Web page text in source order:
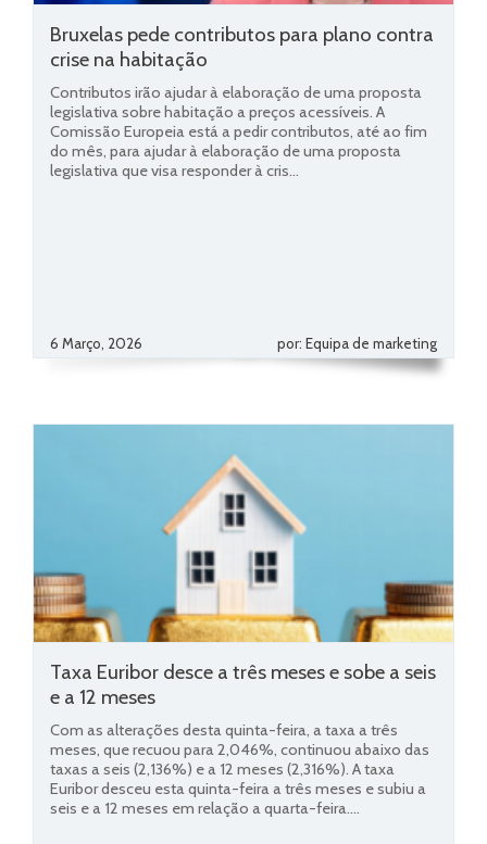
Bruxelas pede contributos para plano contra
crise na habitação
Contributos irão ajudar à elaboração de uma proposta
legislativa sobre habitação a preços acessíveis. A
Comissão Europeia está a pedir contributos, até ao fim
do mês, para ajudar à elaboração de uma proposta
legislativa que visa responder à cris...
6 Março, 2026 por: Equipa de marketing
Taxa Euribor desce a três meses e sobe a seis
e a 12 meses
Com as alterações desta quinta-feira, a taxa a três
meses, que recuou para 2,046%, continuou abaixo das
taxas a seis (2,136%) e a 12 meses (2,316%). A taxa
Euribor desceu esta quinta-feira a três meses e subiu a
seis e a 12 meses em relação a quarta-feira....